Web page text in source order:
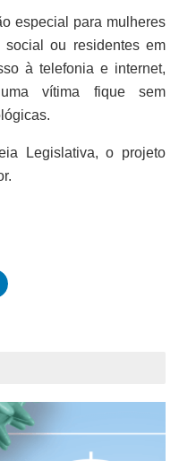
especial para mulheres
ou residentes em
à telefonia e internet,
vítima fique sem
Legislativa, o projeto